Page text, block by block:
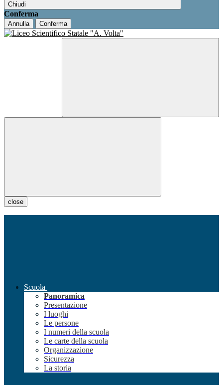
Chiudi
Conferma
Annulla Conferma
close
Scuola
Panoramica
Presentazione
I luoghi
Le persone
I numeri della scuola
Le carte della scuola
Organizzazione
Sicurezza
La storia